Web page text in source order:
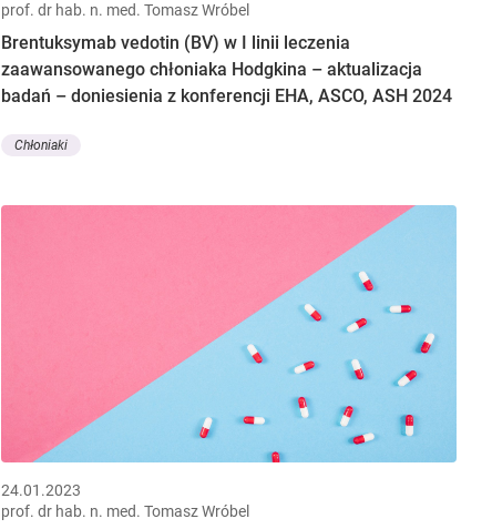
prof. dr hab. n. med. Tomasz Wróbel
Brentuksymab vedotin (BV) w I linii leczenia
zaawansowanego chłoniaka Hodgkina – aktualizacja
badań – doniesienia z konferencji EHA, ASCO, ASH 2024
Chłoniaki
24.01.2023
prof. dr hab. n. med. Tomasz Wróbel